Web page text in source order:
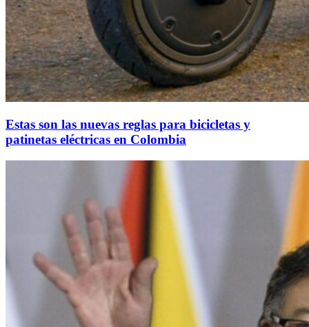
Estas son las nuevas reglas para bicicletas y
patinetas eléctricas en Colombia